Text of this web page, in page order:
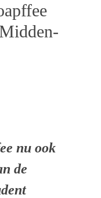
nu ook
de